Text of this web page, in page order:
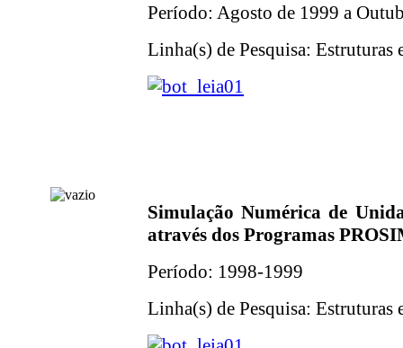
Período: Agosto de 1999 a
Linha(s) de Pesquisa: Estruturas
Simulação Numérica de
através dos Programas
Período: 1998-1999
Linha(s) de Pesquisa: Estruturas